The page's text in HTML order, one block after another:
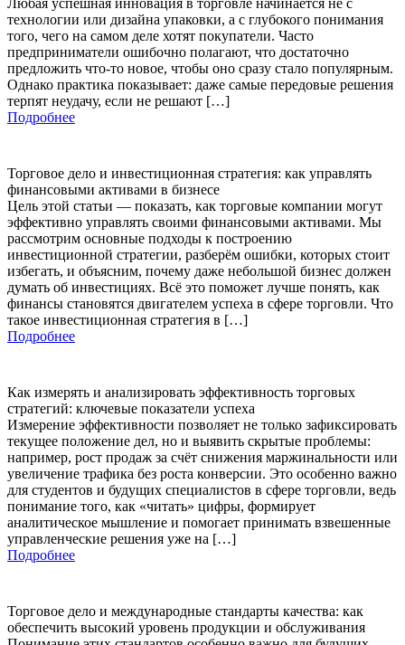
технологии или дизайна упаковки, а с глубокого понимания
того, чего на самом деле хотят покупатели. Часто
предприниматели ошибочно полагают, что достаточно
предложить что-то новое, чтобы оно сразу стало популярным.
Однако практика показывает: даже самые передовые решения
терпят неудачу, если не решают […]
Подробнее
Торговое дело и инвестиционная стратегия: как управлять
финансовыми активами в бизнесе
Цель этой статьи — показать, как торговые компании могут
эффективно управлять своими финансовыми активами. Мы
рассмотрим основные подходы к построению
инвестиционной стратегии, разберём ошибки, которых стоит
избегать, и объясним, почему даже небольшой бизнес должен
думать об инвестициях. Всё это поможет лучше понять, как
финансы становятся двигателем успеха в сфере торговли. Что
такое инвестиционная стратегия в […]
Подробнее
Как измерять и анализировать эффективность торговых
стратегий: ключевые показатели успеха
Измерение эффективности позволяет не только зафиксировать
текущее положение дел, но и выявить скрытые проблемы:
например, рост продаж за счёт снижения маржинальности или
увеличение трафика без роста конверсии. Это особенно важно
для студентов и будущих специалистов в сфере торговли, ведь
понимание того, как «читать» цифры, формирует
аналитическое мышление и помогает принимать взвешенные
управленческие решения уже на […]
Подробнее
Торговое дело и международные стандарты качества: как
обеспечить высокий уровень продукции и обслуживания